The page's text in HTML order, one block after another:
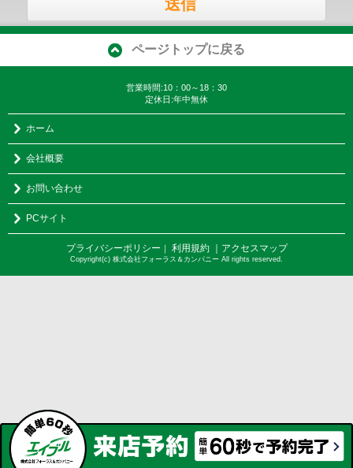
送信
ページトップに戻る
営業時間:10：00～18：30
定休日:年中無休
ホーム
会社概要
お問い合わせ
PCサイト
プライバシーポリシー ｜ 利用規約 ｜アクセスマップ
Copyright(c) 株式会社フォーラス＆カンパニー All rights reserved.